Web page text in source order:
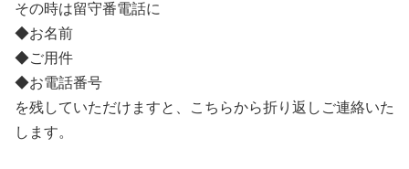
その時は留守番電話に
◆お名前
◆ご用件
◆お電話番号
を残していただけますと、こちらから折り返しご連絡いた
します。